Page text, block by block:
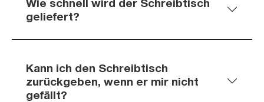
geliefert?
Kann ich den Schreibtisch
zurückgeben, wenn er mir nicht
gefällt?